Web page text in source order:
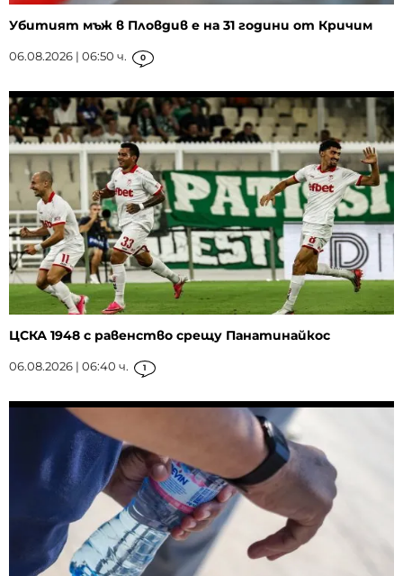
Убитият мъж в Пловдив е на 31 години от Кричим
06.08.2026 | 06:50 ч. 0
ЦСКА 1948 с равенство срещу Панатинайкос
06.08.2026 | 06:40 ч. 1